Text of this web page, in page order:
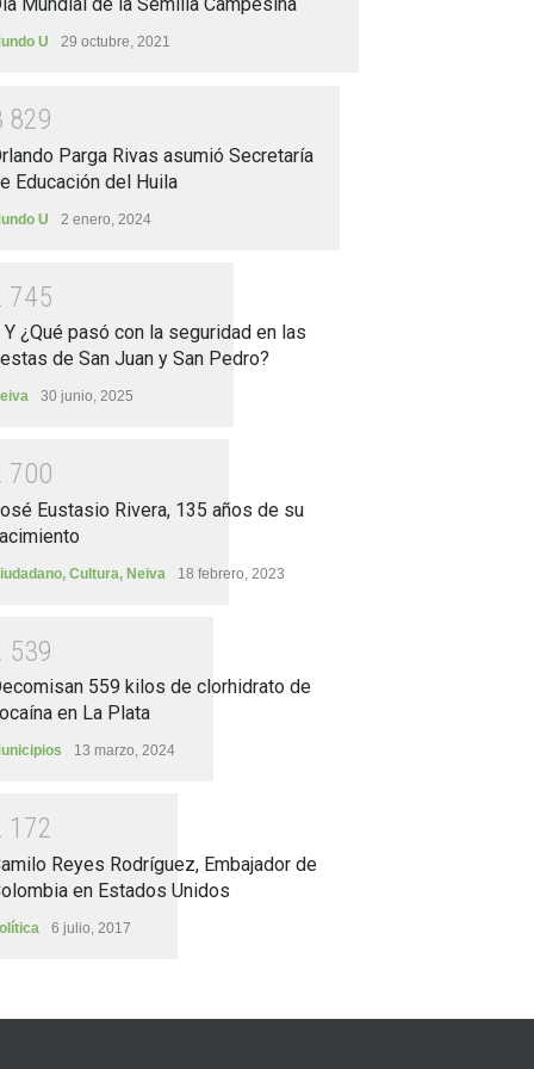
Mundial de la Semilla Campesina
U 29 octubre, 2021
829
Parga Rivas asumió Secretaría
Educación del Huila
U 2 enero, 2024
745
Y ¿Qué pasó con la seguridad en las
de San Juan y San Pedro?
30 junio, 2025
700
Eustasio Rivera, 135 años de su
, Cultura, Neiva 18 febrero, 2023
539
559 kilos de clorhidrato de
en La Plata
13 marzo, 2024
1 72
Reyes Rodríguez, Embajador de
en Estados Unidos
6 julio, 2017